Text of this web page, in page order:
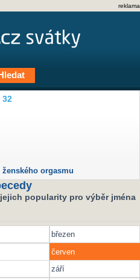
reklama
32
orgasmu
popularity pro výběr jména
březen
červen
září